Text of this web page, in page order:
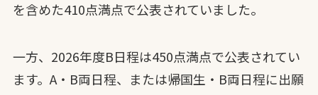
を含めた410点満点で公表されていました。
一方、2026年度B日程は450点満点で公表されてい
ます。A・B両日程、または帰国生・B両日程に出願